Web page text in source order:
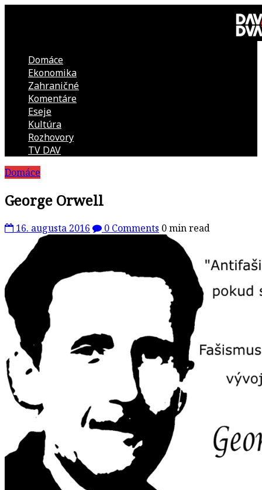
DAV
DVA
kultúrno-
politická
revue
Domáce
Ekonomika
Zahraničné
Komentáre
Eseje
Kultúra
Rozhovory
TV DAV
Domáce
George Orwell
16. augusta 2016 0 Comments 0 min read